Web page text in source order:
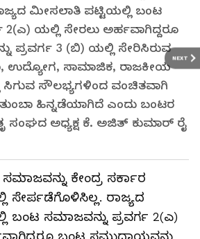
NEXT
ಮೀಸಲಾತಿ ಪಟ್ಟಿಯಲ್ಲಿ ಬಂಟ
2(ಎ) ಯಲ್ಲಿ ಸೇರಲು ಅರ್ಹವಾಗಿದ್ದರೂ
ಪ್ರವರ್ಗ 3 (ಬಿ) ಯಲ್ಲಿ ಸೇರಿಸಿರುವ
ಉದ್ಯೋಗ, ಸಾಮಾಜಿಕ, ರಾಜಕೀಯ
ಸಿಗುವ ಸೌಲಭ್ಯಗಳಿಂದ ವಂಚಿತವಾಗಿ
ಹಿನ್ನಡೆಯಾಗಿದೆ ಎಂದು ಬಂಟರ
ಸಂಘದ ಅಧ್ಯಕ್ಷ ಕೆ. ಅಜಿತ್ ಕುಮಾರ್ ರೈ
ಕೇಂದ್ರ ಸರ್ಕಾರ
ಸೇರ್ಪಡೆಗೊಳಿಸಿಲ್ಲ. ರಾಜ್ಯದ
ಬಂಟ ಸಮಾಜವನ್ನು ಪ್ರವರ್ಗ 2(ಎ)